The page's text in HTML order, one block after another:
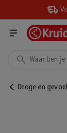
Droge en